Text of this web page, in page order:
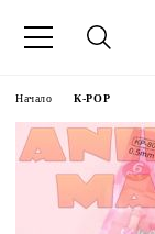
Начало К-POP